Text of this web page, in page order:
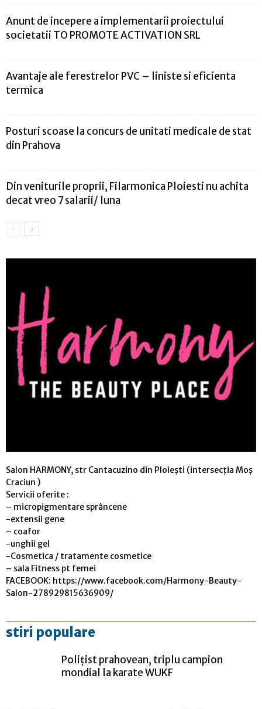
Anunt de incepere a implementarii proiectului
societatii TO PROMOTE ACTIVATION SRL
Avantaje ale ferestrelor PVC – liniste si eficienta
termica
Posturi scoase la concurs de unitati medicale de stat
din Prahova
Din veniturile proprii, Filarmonica Ploiesti nu achita
decat vreo 7 salarii/ luna
Salon HARMONY, str Cantacuzino din Ploiești (intersecția Moș
Craciun )
Servicii oferite :
– micropigmentare sprâncene
-extensii gene
– coafor
-unghii gel
-Cosmetica / tratamente cosmetice
– sala Fitness pt femei
FACEBOOK: https://www.facebook.com/Harmony-Beauty-
Salon-278929815636909/
stiri populare
Polițist prahovean, triplu campion
mondial la karate WUKF